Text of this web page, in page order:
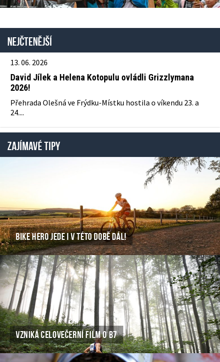
Nejčtenější
13. 06. 2026
David Jílek a Helena Kotopulu ovládli Grizzlymana
2026!
Přehrada Olešná ve Frýdku-Místku hostila o víkendu 23. a
24....
ZAJÍMAVÉ TIPY
BIKE HERO JEDE I V TÉTO DOBĚ DÁL!
VZNIKÁ CELOVEČERNÍ FILM O B7